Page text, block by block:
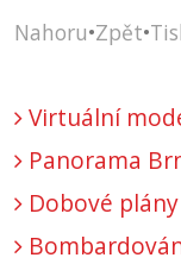
Nahoru•Zpět•
Virtuální
Panorama
Dobové plány